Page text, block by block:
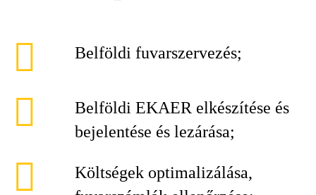
Belföldi fuvarszervezés;
Belföldi EKAER elkészítése és
bejelentése és lezárása;
Költségek optimalizálása,